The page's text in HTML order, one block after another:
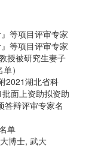
等项目评审专家
等项目评审专家
授被研究生妻子
）
2021湖北省科
面上资助拟资助
答辩评审专家名
单
博士, 武大